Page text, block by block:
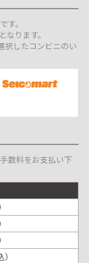
す。
ります。
択したコンビニのい
数料をお支払い下